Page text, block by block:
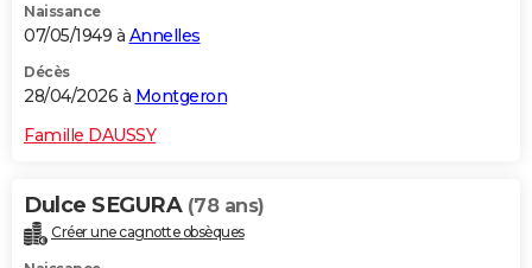
Naissance
07/05/1949 à Annelles
Décès
28/04/2026 à Montgeron
Famille DAUSSY
Dulce SEGURA (78 ans)
Créer une cagnotte obsèques